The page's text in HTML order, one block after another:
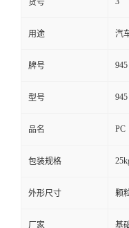
用途 汽
牌号 945
型号 945
品名 PC
包装规格
外形尺寸 颗
厂家 基